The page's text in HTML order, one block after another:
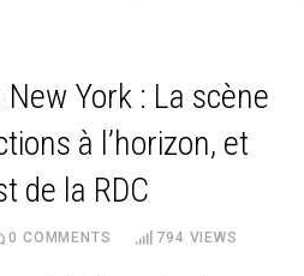
York : La scène
à l’horizon, et
de la RDC
0 COMMENTS 794 VIEWS